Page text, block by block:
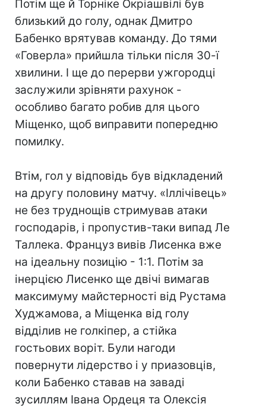
Потім ще й Торніке Окріашвілі був
близький до голу, однак Дмитро
Бабенко врятував команду. До тями
«Говерла» прийшла тільки після 30-ї
хвилини. І ще до перерви ужгородці
заслужили зрівняти рахунок -
особливо багато робив для цього
Міщенко, щоб виправити попередню
помилку.
Втім, гол у відповідь був відкладений
на другу половину матчу. «Іллічівець»
не без труднощів стримував атаки
господарів, і пропустив-таки випад Ле
Таллека. Француз вивів Лисенка вже
на ідеальну позицію - 1:1. Потім за
інерцією Лисенко ще двічі вимагав
максимуму майстерності від Рустама
Худжамова, а Міщенка від голу
відділив не голкіпер, а стійка
гостьових воріт. Були нагоди
повернути лідерство і у приазовців,
коли Бабенко ставав на заваді
зусиллям Івана Ордеця та Олексія